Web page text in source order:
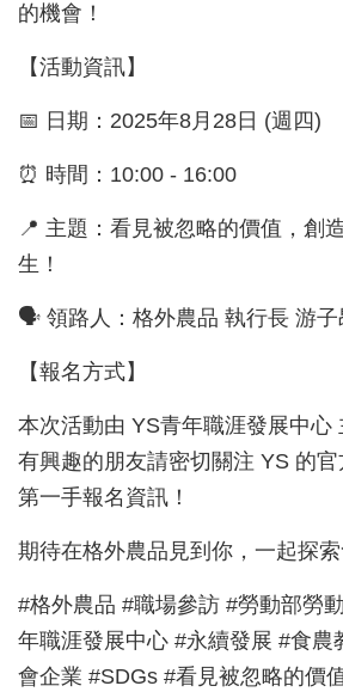
的機會！
【活動資訊】
📅 日期：2025年8月28日 (週四)
⏰ 時間：10:00 - 16:00
📍 主題：看見被忽略的價值，創
生！
🗣️ 領路人：格外農品 執行長 游子
【報名方式】
本次活動由 YS青年職涯發展中心
有興趣的朋友請密切關注 YS 的
第一手報名資訊！
期待在格外農品見到你，一起探索
#格外農品 #職場參訪 #勞動部勞
年職涯發展中心 #永續發展 #食農
會企業 #SDGs #看見被忽略的價